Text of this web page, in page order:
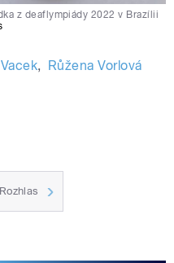
z deaflympiády 2022 v Brazílii
, Růžena Vorlová